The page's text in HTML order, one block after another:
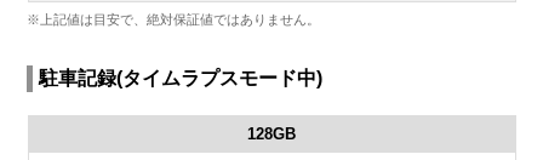
※上記値は目安で、絶対保証値ではありません。
駐車記録(タイムラプスモード中)
128GB